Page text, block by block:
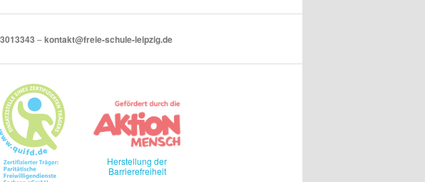
–kontakt@freie-schule-leipzig.de
Herstellung der
Barrierefreiheit